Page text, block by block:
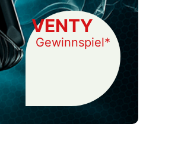
VENTY
Gewinnspiel*